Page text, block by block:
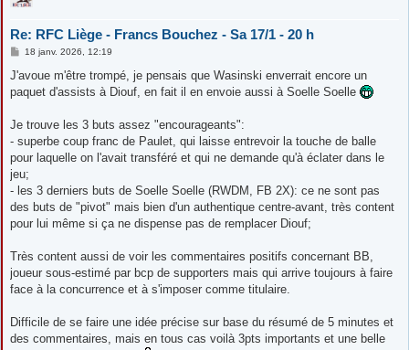
Re: RFC Liège - Francs Bouchez - Sa 17/1 - 20 h
M
s
a
18 janv. 2026, 12:19
J'avoue m'être trompé, je pensais que Wasinski enverrait encore un
paquet d'assists à Diouf, en fait il en envoie aussi à Soelle Soelle
Je trouve les 3 buts assez "encourageants":
- superbe coup franc de Paulet, qui laisse entrevoir la touche de balle
pour laquelle on l'avait transféré et qui ne demande qu'à éclater dans le
jeu;
- les 3 derniers buts de Soelle Soelle (RWDM, FB 2X): ce ne sont pas
des buts de "pivot" mais bien d'un authentique centre-avant, très content
pour lui même si ça ne dispense pas de remplacer Diouf;
Très content aussi de voir les commentaires positifs concernant BB,
joueur sous-estimé par bcp de supporters mais qui arrive toujours à faire
face à la concurrence et à s'imposer comme titulaire.
Difficile de se faire une idée précise sur base du résumé de 5 minutes et
des commentaires, mais en tous cas voilà 3pts importants et une belle